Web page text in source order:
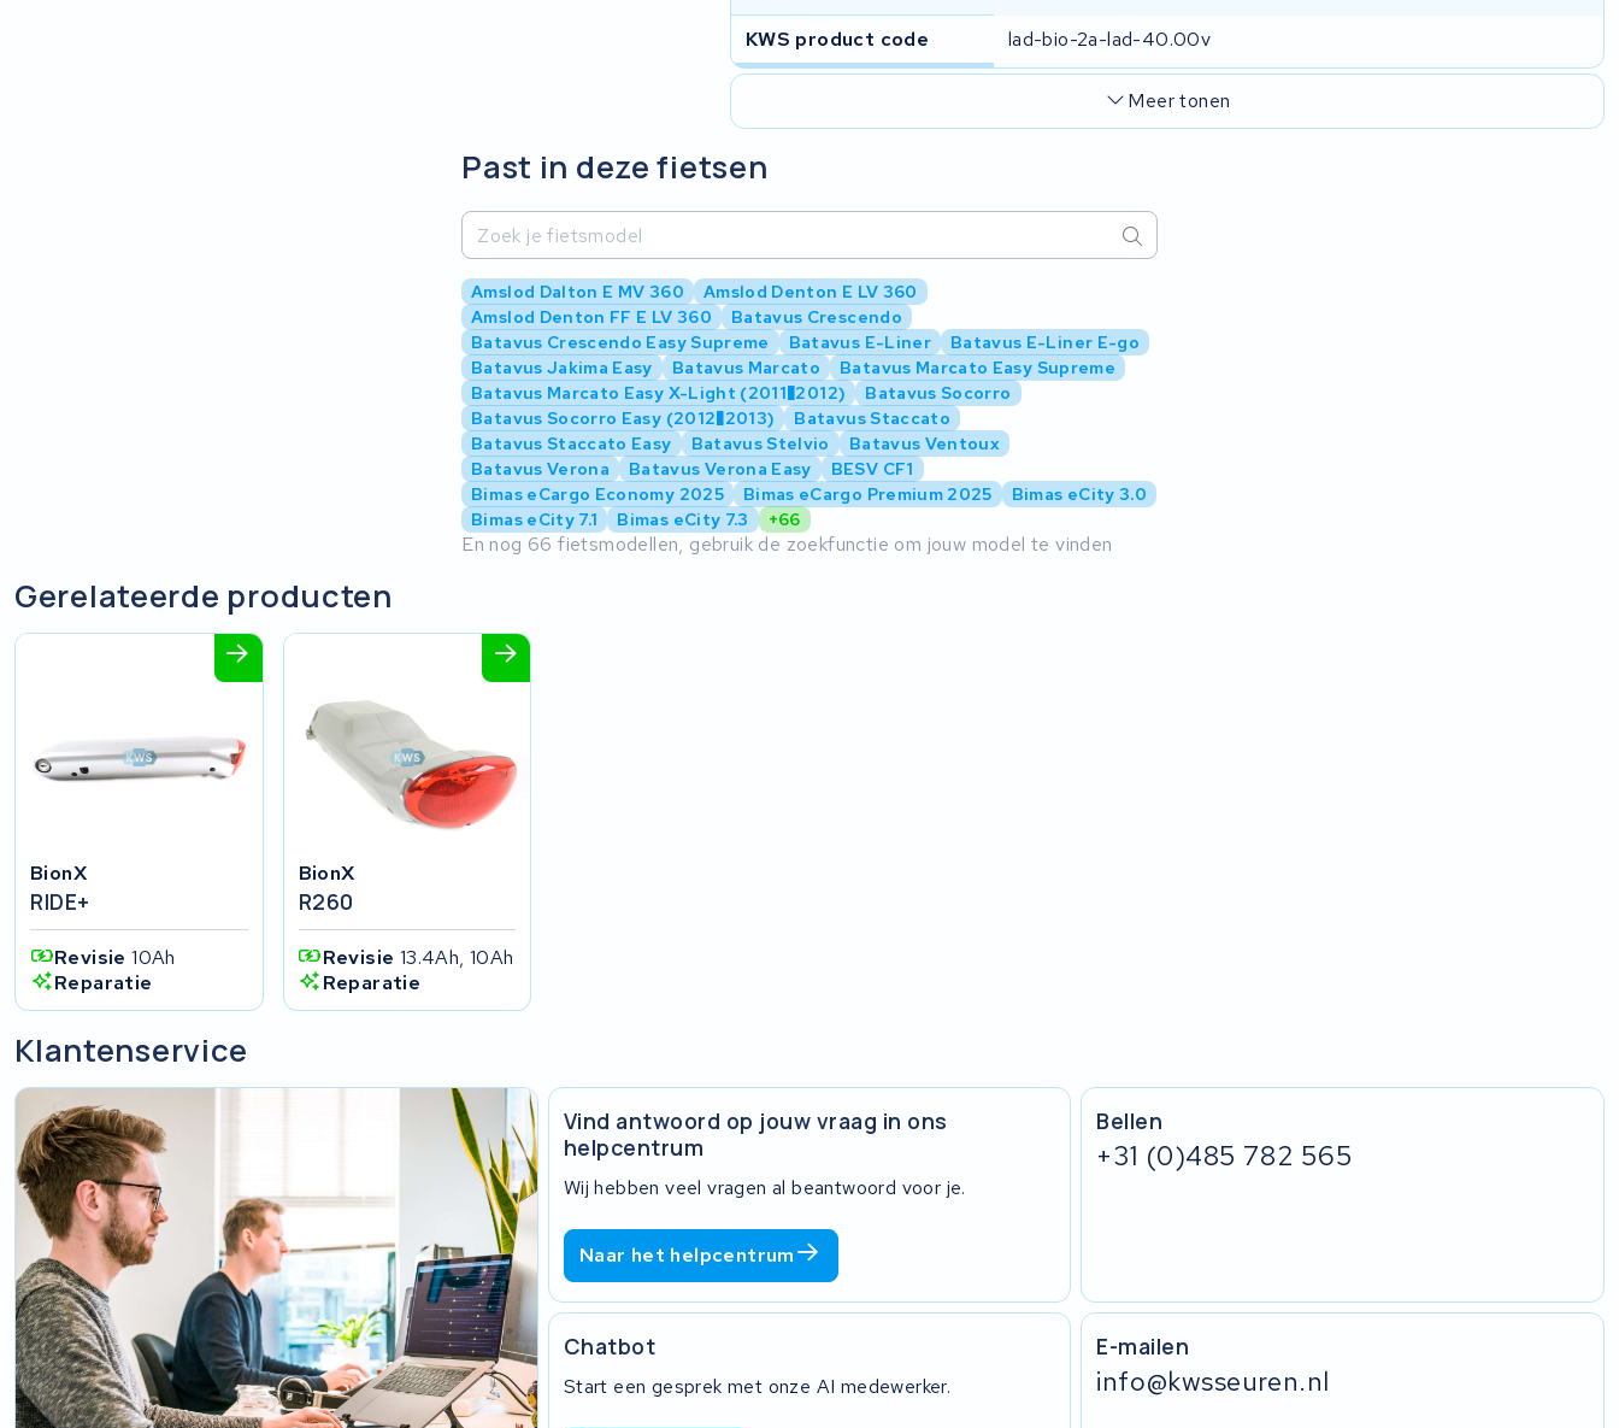
KWS product code
lad-bio-2a-lad-40.00v
Meer tonen
Past in deze fietsen
Amslod Dalton E MV 360
Amslod Denton E LV 360
Amslod Denton FF E LV 360
Batavus Crescendo
Batavus Crescendo Easy Supreme
Batavus E-Liner
Batavus E-Liner E-go
Batavus Jakima Easy
Batavus Marcato
Batavus Marcato Easy Supreme
Batavus Marcato Easy X-Light (2011�2012)
Batavus Socorro
Batavus Socorro Easy (2012�2013)
Batavus Staccato
Batavus Staccato Easy
Batavus Stelvio
Batavus Ventoux
Batavus Verona
Batavus Verona Easy
BESV CF1
Bimas eCargo Economy 2025
Bimas eCargo Premium 2025
Bimas eCity 3.0
Bimas eCity 7.1
Bimas eCity 7.3 +66
En nog 66 fietsmodellen, gebruik de zoekfunctie om jouw model te vinden
Gerelateerde producten
BionX
RIDE+
Revisie10Ah
Reparatie
BionX
R260
Revisie 13.4Ah, 10Ah
Reparatie
Klantenservice
Vind antwoord op jouw vraag in ons
helpcentrum
Wij hebben veel vragen al beantwoord voor je.
Naar het helpcentrum
Bellen
+31 (0)485 782 565
E-mailen
info@kwsseuren.nl
Chatbot
Start een gesprek met onze AI medewerker.